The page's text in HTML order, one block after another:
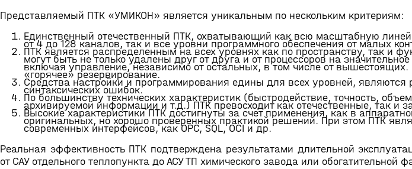
Представляемый ПТК «УМИКОН» является уникальным по нескольким критериям:
Единственный отечественный ПТК, охватывающий как всю масштабную
от 4 до 128 каналов, так и все уровни программного обеспечения от малых
ПТК является распределенным на всех уровнях как по пространству, так и
могут быть не только удалены друг от друга и от процессоров на
включая управление, независимо от остальных, в том числе от вышестоящих.
«горячее» резервирование.
Средства настройки и программирования едины для всех уровней,
синтаксических ошибок.
По большинству технических характеристик (быстродействие, точность,
архивируемой информации и т.д.) ПТК превосходит как отечественные, так и
Высокие характеристики ПТК достигнуты за счет применения, как в
оригинальных, но хорошо проверенных практикой решений. При этом ПТК
современных интерфейсов, как OPC, SQL, OCI и др.
Реальная эффективность ПТК подтверждена результатами длительной
от САУ отдельного теплопункта до АСУ ТП химического завода или обогатительной